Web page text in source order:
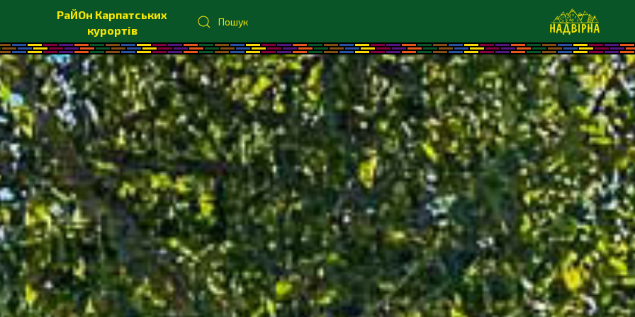
РаЙОн Карпатських
курортів
Пошук